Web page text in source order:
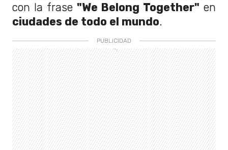
con la frase "We Belong Together" en
ciudades de todo el mundo.